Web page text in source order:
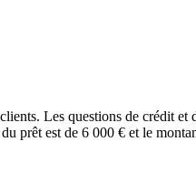
Les questions de crédit et
prêt est de 6 000 € et le